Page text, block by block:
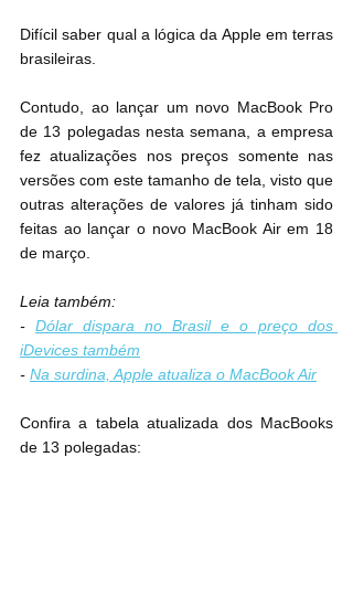
Difícil saber qual a lógica da Apple em terras
brasileiras.
Contudo, ao lançar um novo MacBook Pro
de 13 polegadas nesta semana, a empresa
fez atualizações nos preços somente nas
versões com este tamanho de tela, visto que
outras alterações de valores já tinham sido
feitas ao lançar o novo MacBook Air em 18
de março.
Leia também:
- Dólar dispara no Brasil e o preço dos
iDevices também
- Na surdina, Apple atualiza o MacBook Air
Confira a tabela atualizada dos MacBooks
de 13 polegadas: